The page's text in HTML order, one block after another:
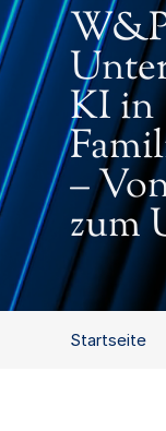
Startseite
KI in
–
zum